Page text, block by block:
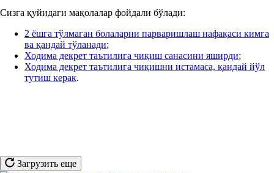
Сизга қуйидаги мақолалар фойдали бўлади:
2 ёшга тўлмаган болаларни парваришлаш нафақаси кимга
ва қандай тўланади;
Ходима декрет таътилига чиқиш санасини яширди;
Ходима декрет таътилига чиқишни истамаса, қандай йўл
тутиш керак.
Загрузить еще